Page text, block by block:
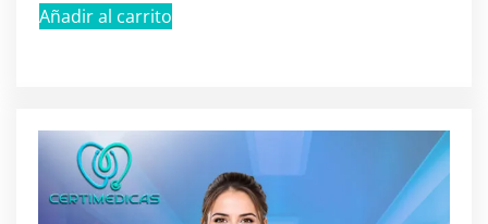
Añadir al carrito